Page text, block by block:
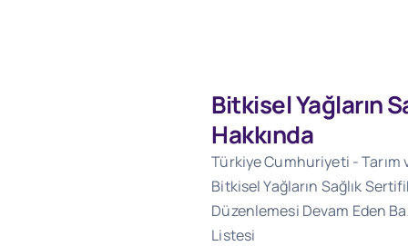
Bitkisel Yağların
Hakkında
Türkiye Cumhuriyeti - Tarım
Bitkisel Yağların Sağlık
Düzenlemesi Devam Eden
Listesi